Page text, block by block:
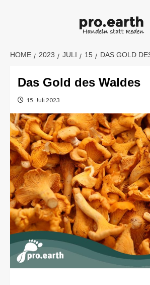
HOME 2023 JULI 15 DAS GOLD
Das Gold des Waldes
15. Juli 2023